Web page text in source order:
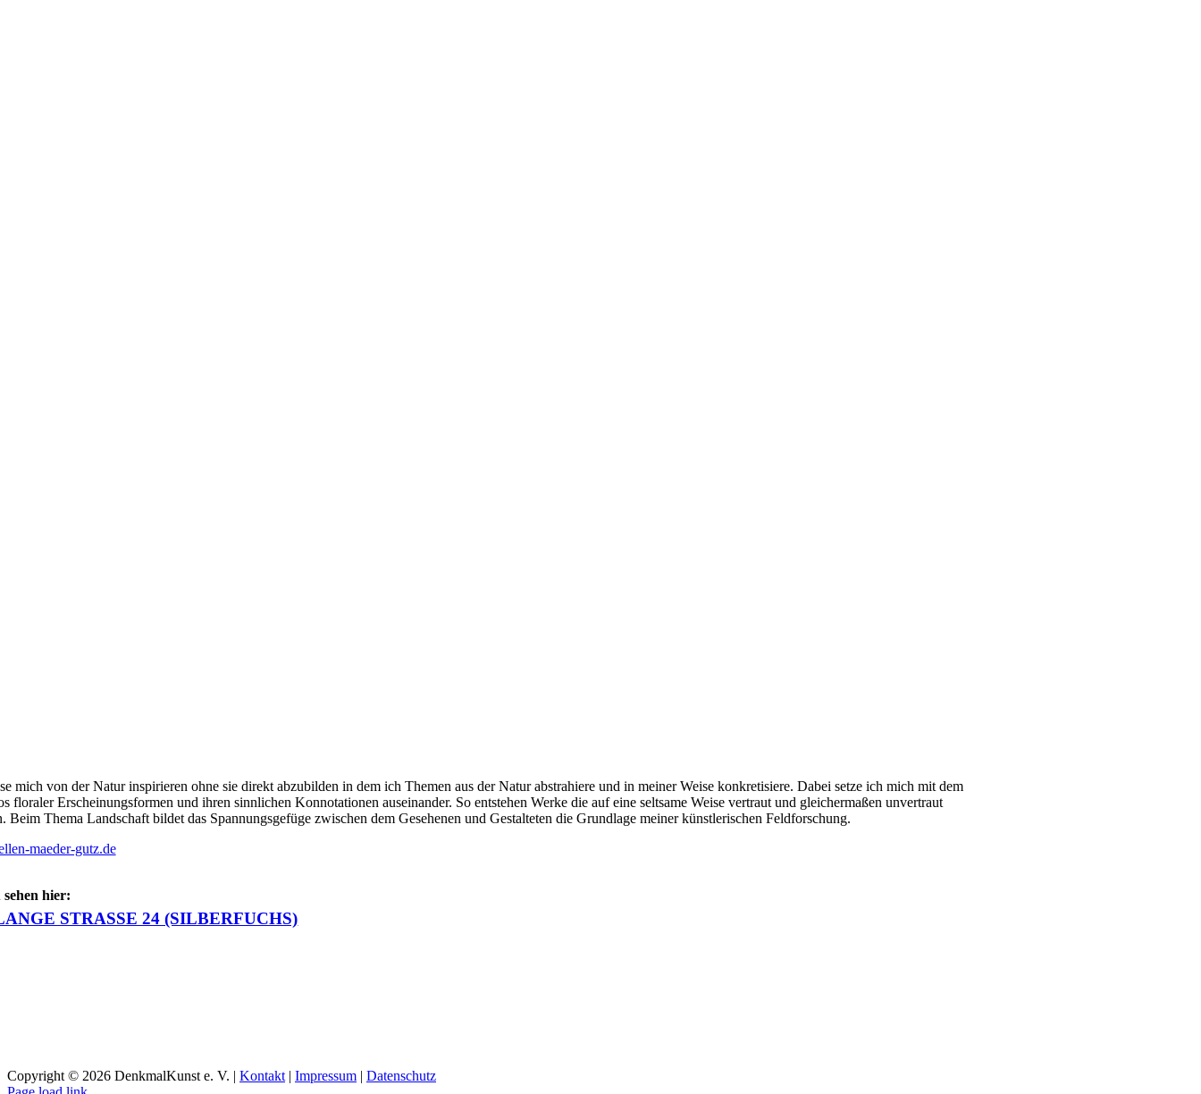
mich von der Natur inspirieren ohne sie direkt abzubilden in dem ich Themen aus der Natur abstrahiere und in meiner Weise konkretisiere. Dabei setze ich mich mit dem
floraler Erscheinungsformen und ihren sinnlichen Konnotationen auseinander. So entstehen Werke die auf eine seltsame Weise vertraut und gleichermaßen unvertraut
Beim Thema Landschaft bildet das Spannungsgefüge zwischen dem Gesehenen und Gestalteten die Grundlage meiner künstlerischen Feldforschung.
maeder-gutz.de
sehen hier:
STRASSE 24 (SILBERFUCHS)
Copyright © 2026 DenkmalKunst e. V. | Kontakt | Impressum | Datenschutz
Facebook
Instagram
YouTube